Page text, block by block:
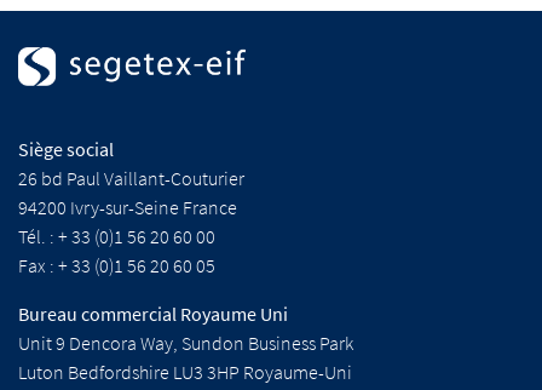
Siège social
26 bd Paul Vaillant-Couturier
94200 Ivry-sur-Seine France
Tél. : + 33 (0)1 56 20 60 00
Fax : + 33 (0)1 56 20 60 05
Bureau commercial Royaume Uni
Unit 9 Dencora Way, Sundon Business Park
Luton Bedfordshire LU3 3HP Royaume-Uni